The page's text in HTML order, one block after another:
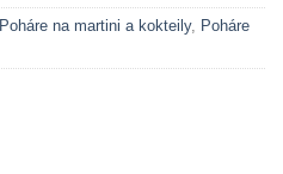
Poháre na martini a kokteily, Poháre